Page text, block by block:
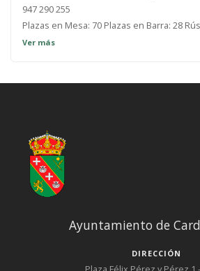
947 290 255
Plazas en Mesa: 70 Plazas en Barra: 28
Sitio Pintoresco Acceso Minusválidos
Ver más
Ayuntamiento de
DIRECCIÓN